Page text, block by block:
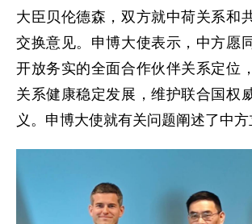
大臣贝伦德森，双方就中荷关系和
交换意见。申博大使表示，中方愿
开放务实的全面合作伙伴关系定位
关系健康稳定发展，维护联合国权
义。申博大使就有关问题阐述了中方